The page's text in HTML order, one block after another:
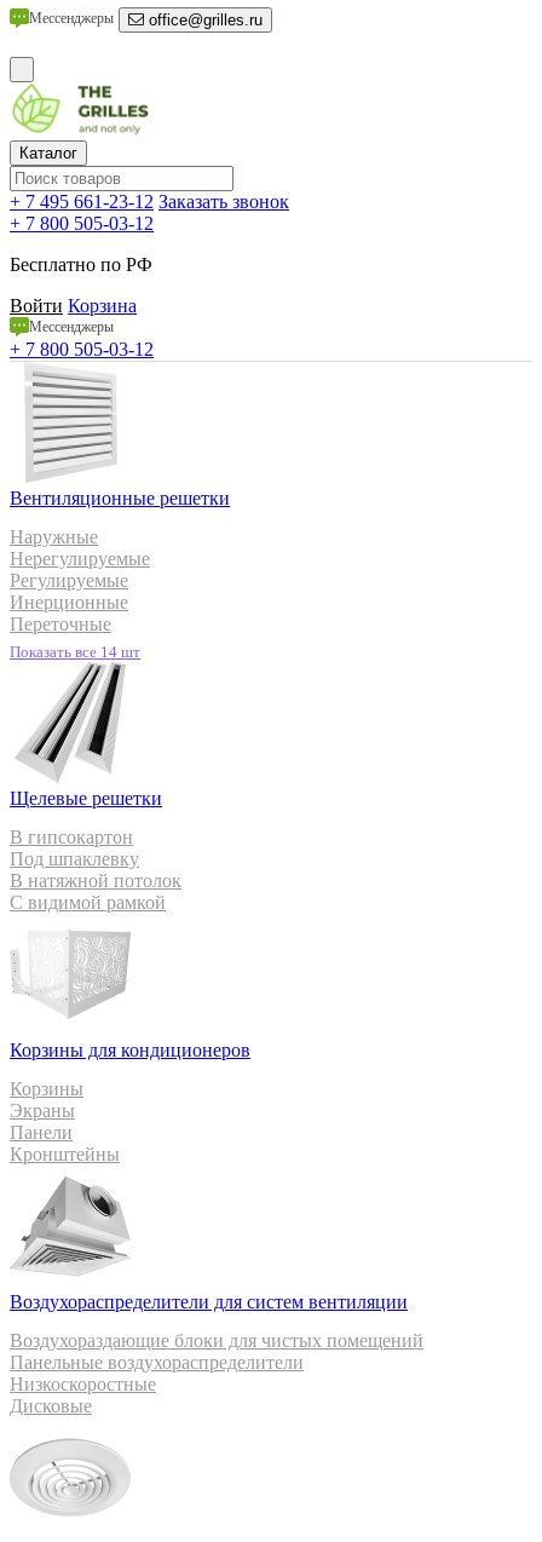
Мессенджеры office@grilles.ru
Каталог
+ 7 495 661-23-12 Заказать звонок
+ 7 800 505-03-12
Бесплатно по РФ
Войти Корзина
Мессенджеры
+ 7 800 505-03-12
Вентиляционные решетки
Наружные
Нерегулируемые
Регулируемые
Инерционные
Переточные
Показать все 14 шт
Щелевые решетки
В гипсокартон
Под шпаклевку
В натяжной потолок
С видимой рамкой
Корзины для кондиционеров
Корзины
Экраны
Панели
Кронштейны
Воздухораспределители для систем вентиляции
Воздухораздающие блоки для чистых помещений
Панельные воздухораспределители
Низкоскоростные
Дисковые